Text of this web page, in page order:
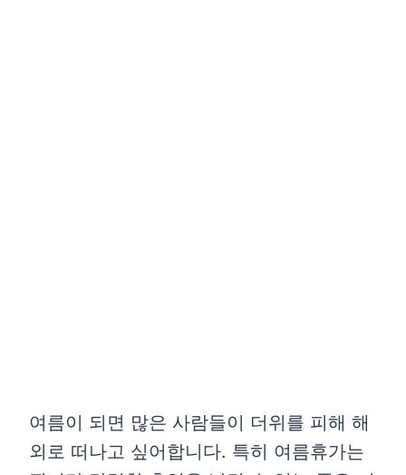
여름이 되면 많은 사람들이 더위를 피해 해
외로 떠나고 싶어합니다. 특히 여름휴가는